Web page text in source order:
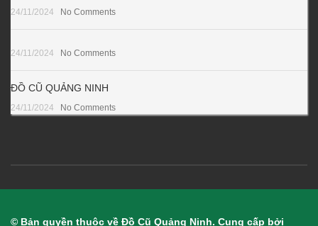
24/11/2024 No Comments
24/11/2024 No Comments
ĐỒ CŨ QUẢNG NINH
24/11/2024 No Comments
© Bản quyền thuộc về Đồ Cũ Quảng Ninh. Cung cấp bởi